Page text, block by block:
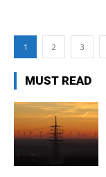
1 2 3
MUST READ